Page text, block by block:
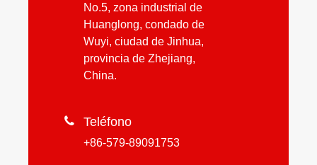
No.5, zona industrial de
Huanglong, condado de
Wuyi, ciudad de Jinhua,
provincia de Zhejiang,
China.
 Teléfono
+86-579-89091753